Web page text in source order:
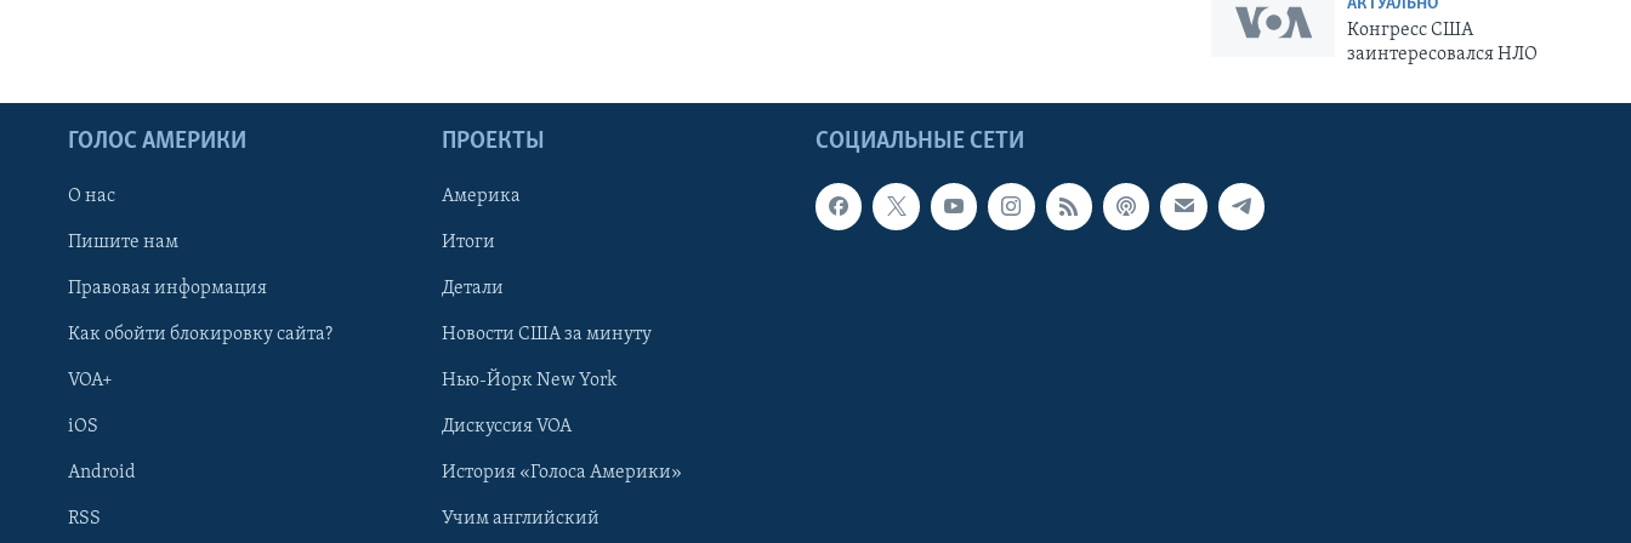
АКТУАЛЬНО
Конгресс США
заинтересовался НЛО
СОЦИАЛЬНЫЕ СЕТИ
ГОЛОС АМЕРИКИ
О нас
Пишите нам
Правовая информация
Как обойти блокировку сайта?
VOA+
iOS
Android
RSS
ПРОЕКТЫ
Америка
Итоги
Детали
Новости США за минуту
Нью-Йорк New York
Дискуссия VOA
История «Голоса Америки»
Учим английский